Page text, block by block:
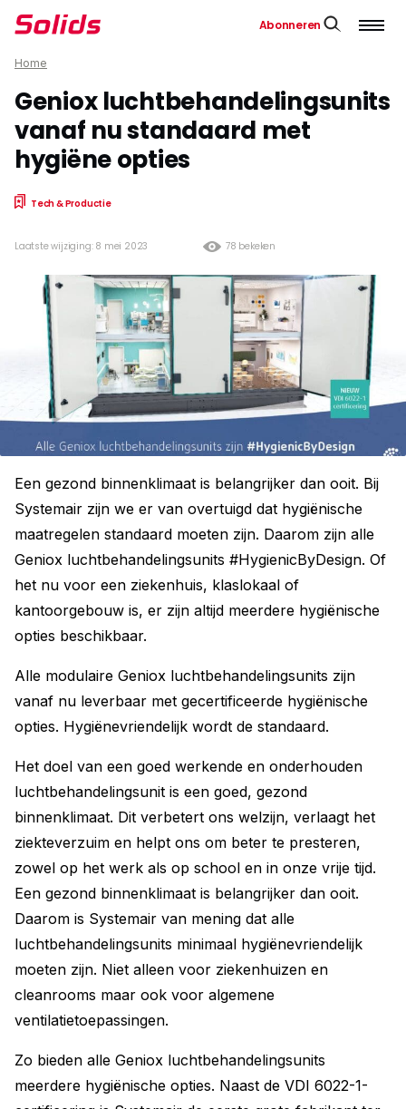
Abonneren
Home
Geniox luchtbehandelingsunits
vanaf nu standaard met
hygiëne opties
Tech & Productie
78 bekeken
Laatste wijziging: 8 mei 2023
Een gezond binnenklimaat is belangrijker dan ooit. Bij
Systemair zijn we er van overtuigd dat hygiënische
maatregelen standaard moeten zijn. Daarom zijn alle
Geniox luchtbehandelingsunits #HygienicByDesign. Of
het nu voor een ziekenhuis, klaslokaal of
kantoorgebouw is, er zijn altijd meerdere hygiënische
opties beschikbaar.
Alle modulaire Geniox luchtbehandelingsunits zijn
vanaf nu leverbaar met gecertificeerde hygiënische
opties. Hygiënevriendelijk wordt de standaard.
Het doel van een goed werkende en onderhouden
luchtbehandelingsunit is een goed, gezond
binnenklimaat. Dit verbetert ons welzijn, verlaagt het
ziekteverzuim en helpt ons om beter te presteren,
zowel op het werk als op school en in onze vrije tijd.
Een gezond binnenklimaat is belangrijker dan ooit.
Daarom is Systemair van mening dat alle
luchtbehandelingsunits minimaal hygiënevriendelijk
moeten zijn. Niet alleen voor ziekenhuizen en
cleanrooms maar ook voor algemene
ventilatietoepassingen.
Zo bieden alle Geniox luchtbehandelingsunits
meerdere hygiënische opties. Naast de VDI 6022-1-